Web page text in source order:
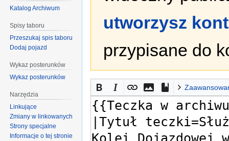
utworzysz
przypisane do
Katalog Archiwum
Spisy taboru
Przeszukaj spis taboru
Dodaj pojazd
Wykaz posterunków
Wykaz posterunków
Narzędzia
Linkujące
Zmiany w linkowanych
Strony specjalne
Informacje o tej stronie